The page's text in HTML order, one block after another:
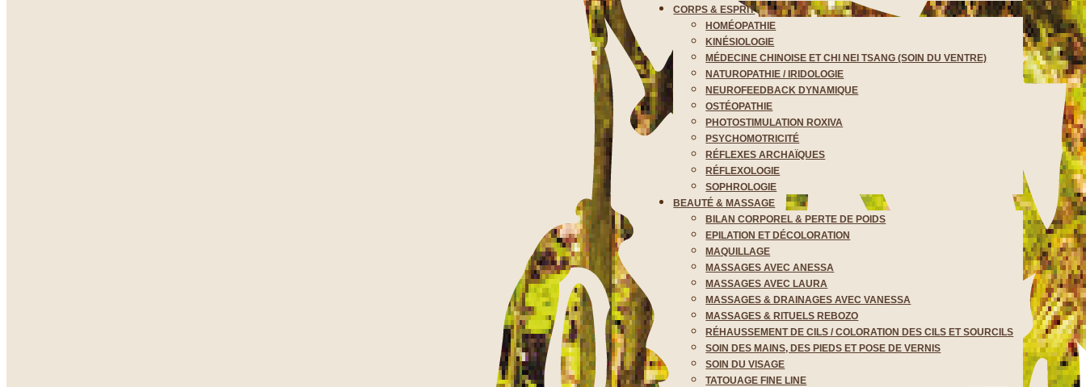
CORPS & ESPRIT
HOMÉOPATHIE
KINÉSIOLOGIE
MÉDECINE CHINOISE ET CHI NEI TSANG (SOIN DU VENTRE)
NATUROPATHIE / IRIDOLOGIE
NEUROFEEDBACK DYNAMIQUE
OSTÉOPATHIE
PHOTOSTIMULATION ROXIVA
PSYCHOMOTRICITÉ
RÉFLEXES ARCHAÏQUES
RÉFLEXOLOGIE
SOPHROLOGIE
BEAUTÉ & MASSAGE
BILAN CORPOREL & PERTE DE POIDS
EPILATION ET DÉCOLORATION
MAQUILLAGE
MASSAGES AVEC ANESSA
MASSAGES AVEC LAURA
MASSAGES & DRAINAGES AVEC VANESSA
MASSAGES & RITUELS REBOZO
RÉHAUSSEMENT DE CILS / COLORATION DES CILS ET SOURCILS
SOIN DES MAINS, DES PIEDS ET POSE DE VERNIS
SOIN DU VISAGE
TATOUAGE FINE LINE